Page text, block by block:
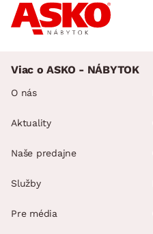
Viac o ASKO - NÁBYTOK
O nás
Aktuality
Naše predajne
Služby
Pre média